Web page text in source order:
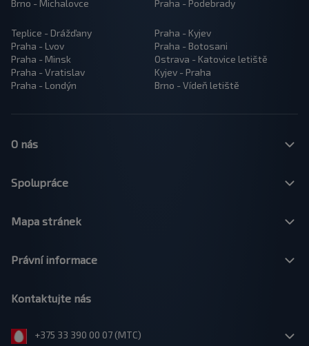
Brno - Michalovce
Praha - Podebrady
Teplice - Drážďany
Praha - Lvov
Praha - Minsk
Praha - Vratislav
Praha - Londýn
Praha - Kyjev
Praha - Botosani
Ostrava - Katovice letiště
Kyjev - Praha
Brno - Vídeň letiště
O nás
Spolupráce
Mapa stránek
Právní informace
Kontaktujte nás
+375 33 390 00 07 (МТС)